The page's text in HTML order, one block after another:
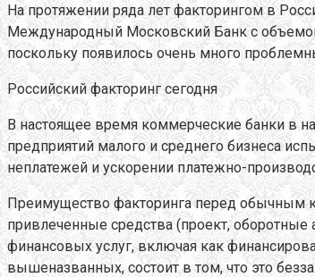
На протяжении ряда лет факторингом в
Международный Московский Банк с
поскольку появилось очень много
Российский факторинг сегодня
В настоящее время коммерческие банки в
предприятий малого и среднего бизнеса
неплатежей и ускорении платежно-
Преимущество факторинга перед обычным
привлеченные средства (проект,
финансовых услуг, включая как
вышеназванных, состоит в том, что это